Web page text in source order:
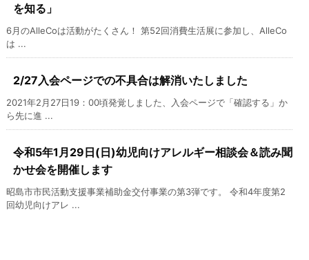
を知る」
6月のAlleCoは活動がたくさん！ 第52回消費生活展に参加し、AlleCo
は ...
2/27入会ページでの不具合は解消いたしました
2021年2月27日19：00頃発覚しました、入会ページで「確認する」か
ら先に進 ...
令和5年1月29日(日)幼児向けアレルギー相談会＆読み聞
かせ会を開催します
昭島市市民活動支援事業補助金交付事業の第3弾です。 令和4年度第2
回幼児向けアレ ...